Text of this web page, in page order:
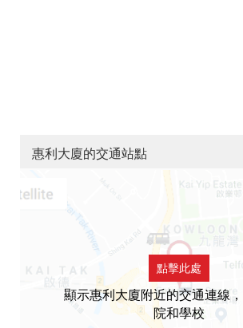
惠利大廈的交通站點
點擊此處
顯示惠利大廈附近的交通連線
院和學校